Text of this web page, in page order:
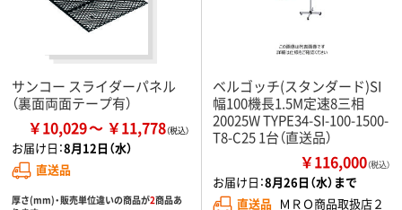
サンコー スライダーパネル
（裏面両面テープ有）
￥10,029 ￥11,778
お届け日：8月12日（水）
直送品
厚さ(mm)・販売単位違いの商品が2商品あ
ベルゴッチ(スタンダード)SI
幅100機長1.5M定速8三相
20025W TYPE34-SI-100-1500-
T8-C25 1台（直送品）
￥116,000（税込）
お届け日：8月26日（水）まで
直送品 ＭＲＯ商品取扱店２